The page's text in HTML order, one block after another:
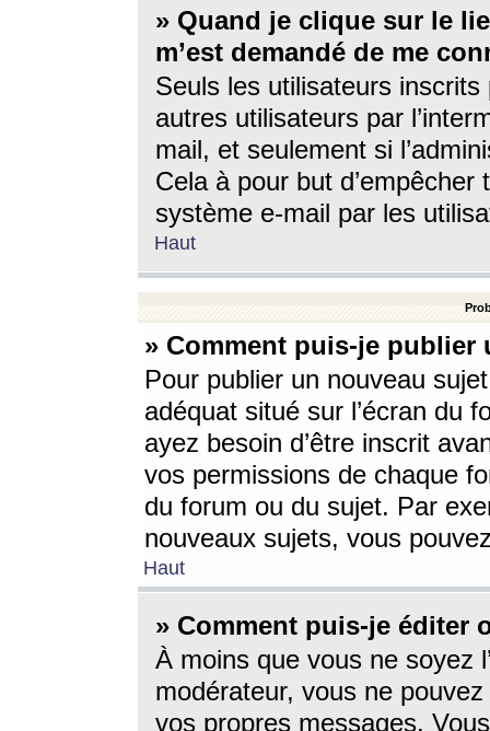
» Quand je clique sur le
m’est demandé de me
Seuls les utilisateurs
autres utilisateurs par
mail, et seulement si
Cela à pour but
système e-mail par les
Haut
» Comment puis-je
Pour publier un nouveau
adéquat situé sur l’écran du
ayez besoin d’être inscrit
vos permissions de chaque
du forum ou du sujet. Par
nouveaux sujets, vous
Haut
» Comment puis-je éditer
À moins que vous ne soyez
modérateur, vous ne
vos propres messages.